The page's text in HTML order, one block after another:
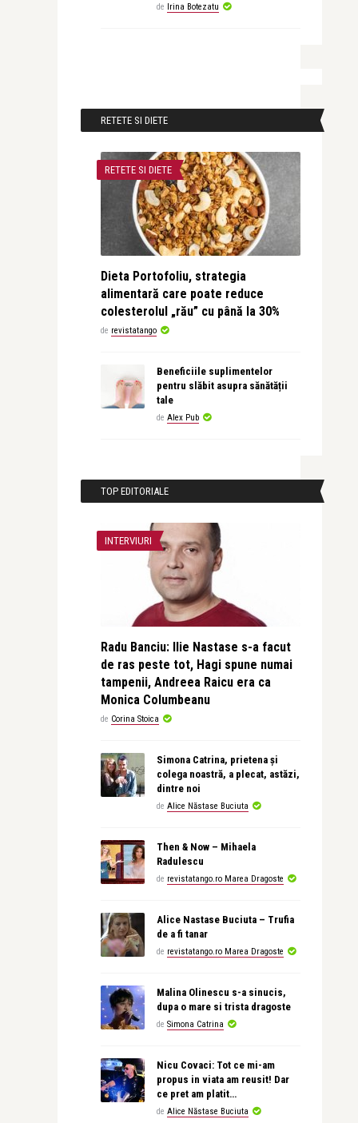
de Irina Botezatu
RETETE SI DIETE
RETETE SI DIETE
Dieta Portofoliu, strategia
alimentară care poate reduce
colesterolul „rău” cu până la 30%
de revistatango
Beneficiile suplimentelor
pentru slăbit asupra sănătății
tale
de Alex Pub
TOP EDITORIALE
INTERVIURI
Radu Banciu: Ilie Nastase s-a facut
de ras peste tot, Hagi spune numai
tampenii, Andreea Raicu era ca
Monica Columbeanu
de Corina Stoica
Simona Catrina, prietena și
colega noastră, a plecat, astăzi,
dintre noi
de Alice Năstase Buciuta
Then & Now – Mihaela
Radulescu
de revistatango.ro Marea Dragoste
Alice Nastase Buciuta – Trufia
de a fi tanar
de revistatango.ro Marea Dragoste
Malina Olinescu s-a sinucis,
dupa o mare si trista dragoste
de Simona Catrina
Nicu Covaci: Tot ce mi-am
propus in viata am reusit! Dar
ce pret am platit…
de Alice Năstase Buciuta